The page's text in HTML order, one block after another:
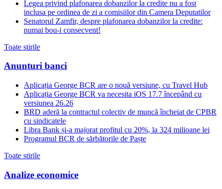
Legea privind plafonarea dobanzilor la credite nu a fost
inclusa pe ordinea de zi a comisiilor din Camera Deputatilor
Senatorul Zamfir, despre plafonarea dobanzilor la credite:
numai bou-i consecvent!
Toate stirile
Anunturi banci
Aplicația George BCR are o nouă versiune, cu Travel Hub
Aplicația George BCR va necesita iOS 17.7 începând cu
versiunea 26.26
BRD aderă la contractul colectiv de muncă încheiat de CPBR
cu sindicatele
Libra Bank și-a majorat profitul cu 20%, la 324 milioane lei
Programul BCR de sărbătorile de Paște
Toate stirile
Analize economice